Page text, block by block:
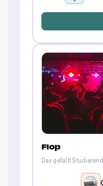
Flop
Das gefällt